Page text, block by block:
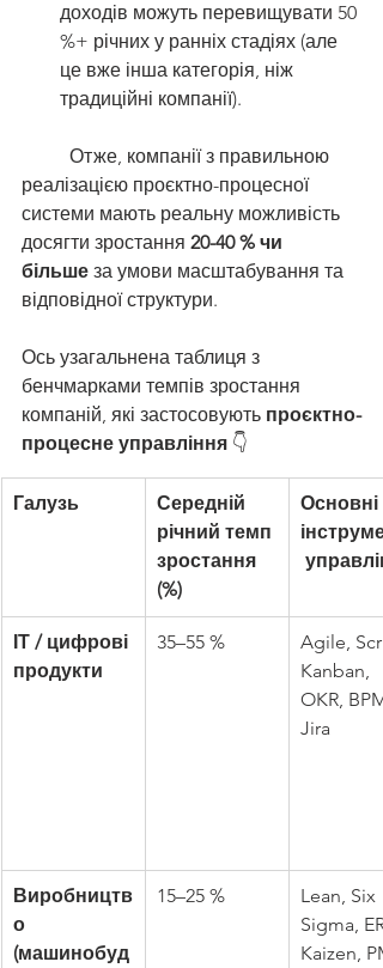
доходів можуть перевищувати 50
%+ річних у ранніх стадіях (але
це вже інша категорія, ніж
традиційні компанії).
реалізацією проєктно-процесної
системи мають реальну можливість
досягти зростання 20-40 % чи
більше за умови масштабування та
відповідної структури.
Ось узагальнена таблиця з
бенчмарками темпів зростання
компаній, які застосовують проєктно-
процесне управління 👇
Галузь
Середній
річний темп
зростання
(%)
Основні
ІТ / цифрові
продукти
35–55 %
Agile,
Kanban,
OKR,
Jira
Виробництв
о
(машинобуд
15–25 %
Lean, Six
Sigma,
Kaizen,